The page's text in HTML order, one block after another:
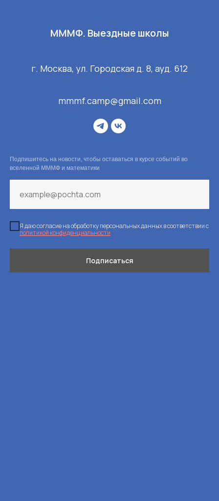
МММФ. Выездные школы
г. Москва, ул. Городская д. 8, ауд. 612
mmmf.camp@gmail.com
Подпишитесь на новости, чтобы оставаться в курсе событий во
вселенной МММФ и математики
Я даю согласие на обработку персональных данных в соответствии с
политикой конфиденциальности
Подписаться